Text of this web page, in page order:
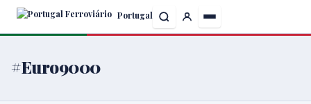
Skip
content
Portugal
#Euro9000